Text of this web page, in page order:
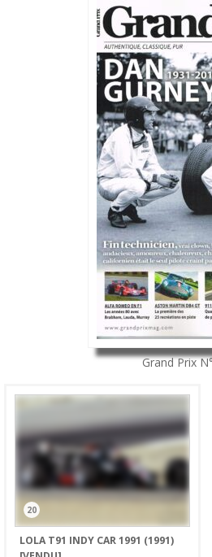
Grand Prix
20
LOLA T91 INDY CAR 1991 (1991)